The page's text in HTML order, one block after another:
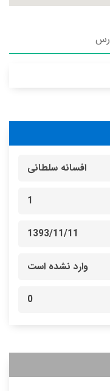
افسانه سلطانی
1
1393/11/11
وارد نشده است
0